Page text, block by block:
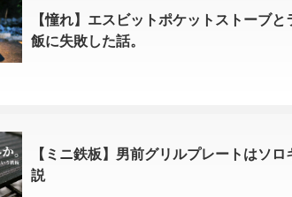
【憧れ】エスビットポケットストーブ
飯に失敗した話。
【ミニ鉄板】男前グリルプレートはソ
説